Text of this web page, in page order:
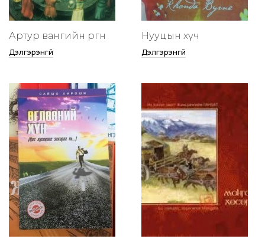
Артур вангийн өргөөнөө
Дэлгэрэнгүй
Нууцын хүч
Дэлгэрэнгүй